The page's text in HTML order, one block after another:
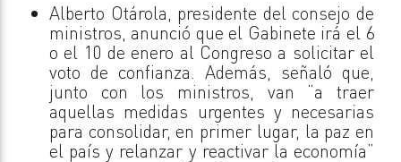
Alberto Otárola, presidente del consejo de
ministros, anunció que el Gabinete irá el 6
o el 10 de enero al Congreso a solicitar el
voto de confianza. Además, señaló que,
junto con los ministros, van “a traer
aquellas medidas urgentes y necesarias
para consolidar, en primer lugar, la paz en
el país y relanzar y reactivar la economía”